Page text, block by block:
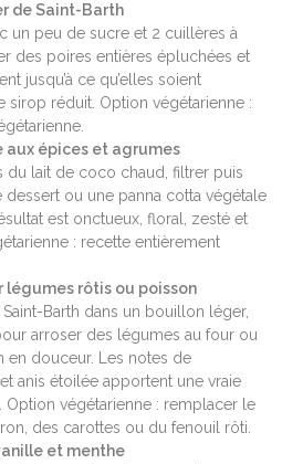
de Saint-Barth
un peu de sucre et 2 cuillères à
des poires entières épluchées et
jusqu’à ce qu’elles soient
sirop réduit. Option végétarienne :
aux épices et agrumes
du lait de coco chaud, filtrer puis
ou une panna cotta végétale
est onctueux, floral, zesté et
: recette entièrement
rôtis ou poisson
Saint-Barth dans un bouillon léger,
arroser des légumes au four ou
en douceur. Les notes de
anis étoilée apportent une vraie
végétarienne : remplacer le
des carottes ou du fenouil rôti.
et menthe